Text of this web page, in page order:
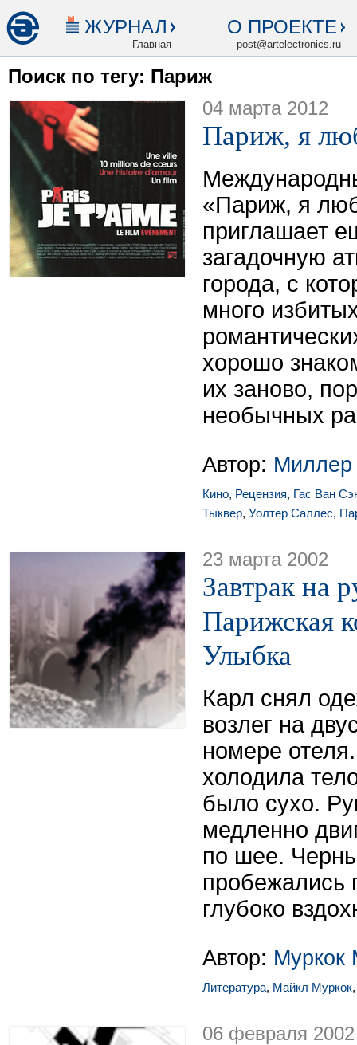
ЖУРНАЛ
Главная
О ПРОЕКТЕ
post@artelectronics.ru
Поиск по тегу: Париж
04 марта 2012
Париж, я
«Париж, я
приглашает
загадочную
города, с
много
хорошо
их заново,
необычных
Автор: Миллер
Кино, Рецензия, Гас Ван
Тыквер, Уолтер Саллес,
23 марта 2002
Завтрак на
Парижская
Улыбка
Карл снял
возлег на
номере
холодила
было сухо.
медленно
по шее.
пробежались
глубоко
Автор: Муркок
Литература, Майкл Муркок
06 февраля 2002